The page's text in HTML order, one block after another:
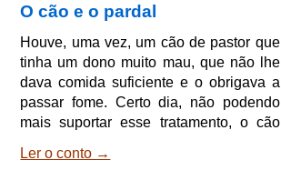
tinha três filhos: ao anoitecer, mandou o
mais velho ficar no jardim, mas este, à
meia-noite, não pôde resistir ao sono e,
na manhã seguinte, faltou mais uma
maçã. Na outra noit
O cão e o pardal
Houve, uma vez, um cão de pastor que
tinha um dono muito mau, que não lhe
dava comida suficiente e o obrigava a
passar fome. Certo dia, não podendo
mais suportar esse tratamento, o cão
muita tristeza. Pelo caminho, encontrou
Ler o conto →